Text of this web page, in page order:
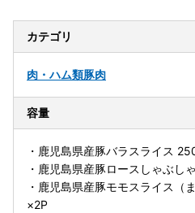
カテゴリ
肉・ハム類豚肉
容量
・鹿児島県産豚バラスライス
・鹿児島県産豚ロースしゃぶし
・鹿児島県産豚モモスライス（
×2P